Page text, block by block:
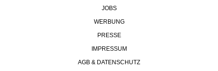
JOBS
WERBUNG
PRESSE
IMPRESSUM
AGB & DATENSCHUTZ